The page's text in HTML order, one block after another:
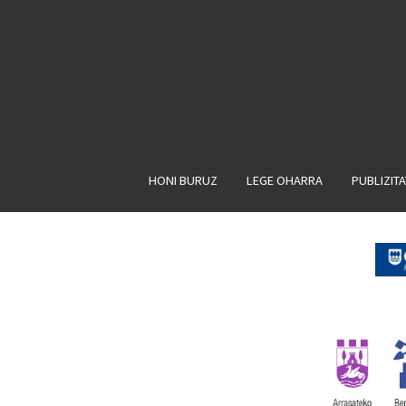
HONI BURUZ LEGE OHARRA